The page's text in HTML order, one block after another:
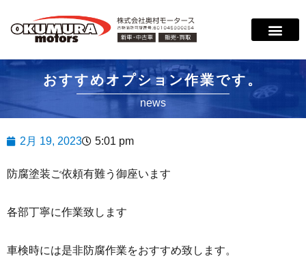
おすすめオプション作業です。
news
2月 19, 2023 5:01 pm
防腐塗装ご依頼有難う御座います
各部丁寧に作業致します
車検時には是非防腐作業をおすすめ致します。